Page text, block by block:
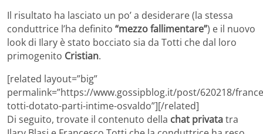
Il risultato ha lasciato un po’ a desiderare (la stessa
conduttrice l’ha definito “mezzo fallimentare”) e il nuovo
look di Ilary è stato bocciato sia da Totti che dal loro
primogenito Cristian.
[related layout=”big”
permalink=”https://www.gossipblog.it/post/620218/
totti-dotato-parti-intime-osvaldo”][/related]
Di seguito, trovate il contenuto della chat privatatra